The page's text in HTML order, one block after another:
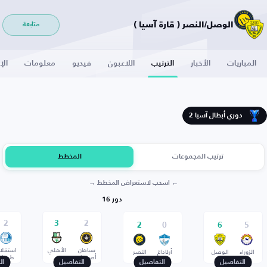
الوصل/النصر ( قارة آسيا ) متابعة
المباريات الأخبار الترتيب اللاعبون فيديو معلومات
دوري أبطال آسيا 2
ترتيب المجموعات المخطط
← اسحب لاستعراض المخطط →
دور 16
5
الزوراء
6
الوصل
التفاصيل
0
أركاداغ
2
النصر
التفاصيل
2
سباهان
أصفهان
3
الأهلي
التفاصيل
2